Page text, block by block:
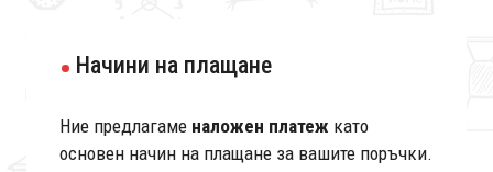
Начини на плащане
Ние предлагаме наложен платеж като
основен начин на плащане за вашите поръчки.